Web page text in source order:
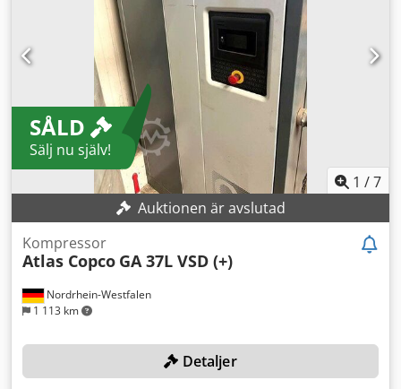
SÅLD
Sälj nu själv!
1 /7
Auktionen är avslutad
Nordrhein-Westfalen
1 113 km
Kompressor
Atlas Copco GA 37L VSD (+)
Detaljer